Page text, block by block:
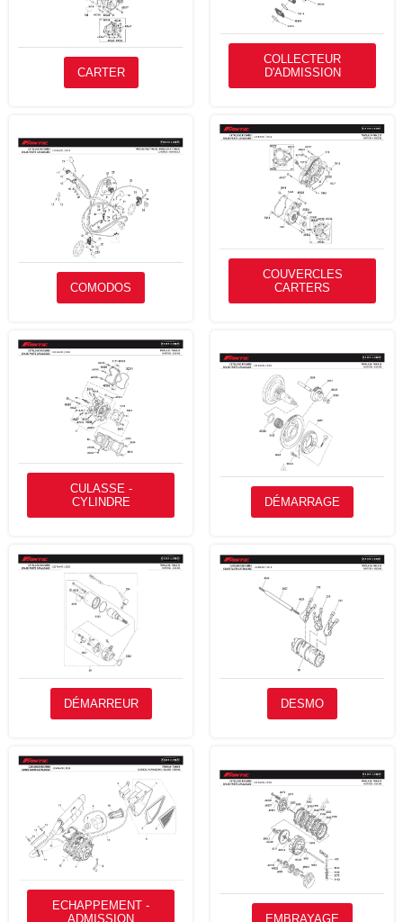
CARTER
COLLECTEUR
D'ADMISSION
COMODOS
COUVERCLES
CARTERS
CULASSE -
CYLINDRE
DÉMARRAGE
DÉMARREUR DESMO
ECHAPPEMENT -
ADMISSION
EMBRAYAGE